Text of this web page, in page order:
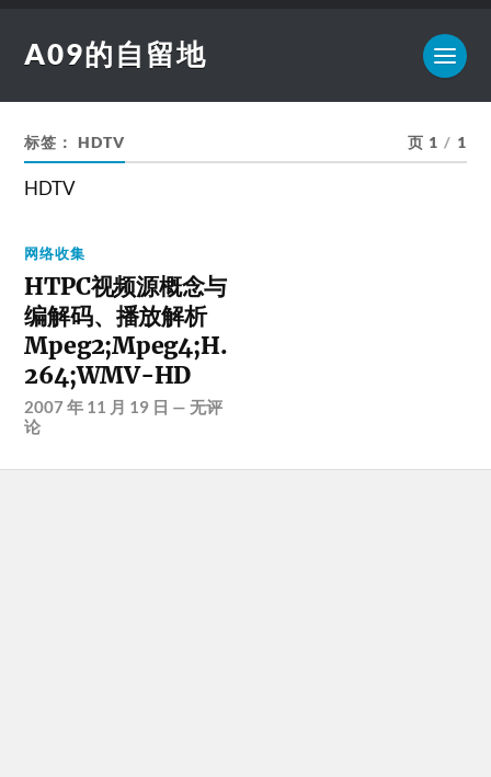
A09的自留地
标签：HDTV 页 1 / 1
HDTV
网络收集
HTPC视频源概念与
编解码、播放解析
Mpeg2;Mpeg4;H.
264;WMV-HD
2007 年 11 月 19 日 —无评
论